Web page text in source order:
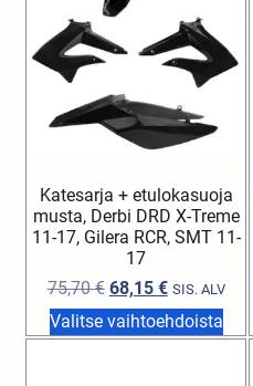
Katesarja + etulokasuoja
musta, Derbi DRD X-Treme
11-17, Gilera RCR, SMT 11-
17
75,70€ 68,15 € SIS. ALV
Valitse vaihtoehdoista